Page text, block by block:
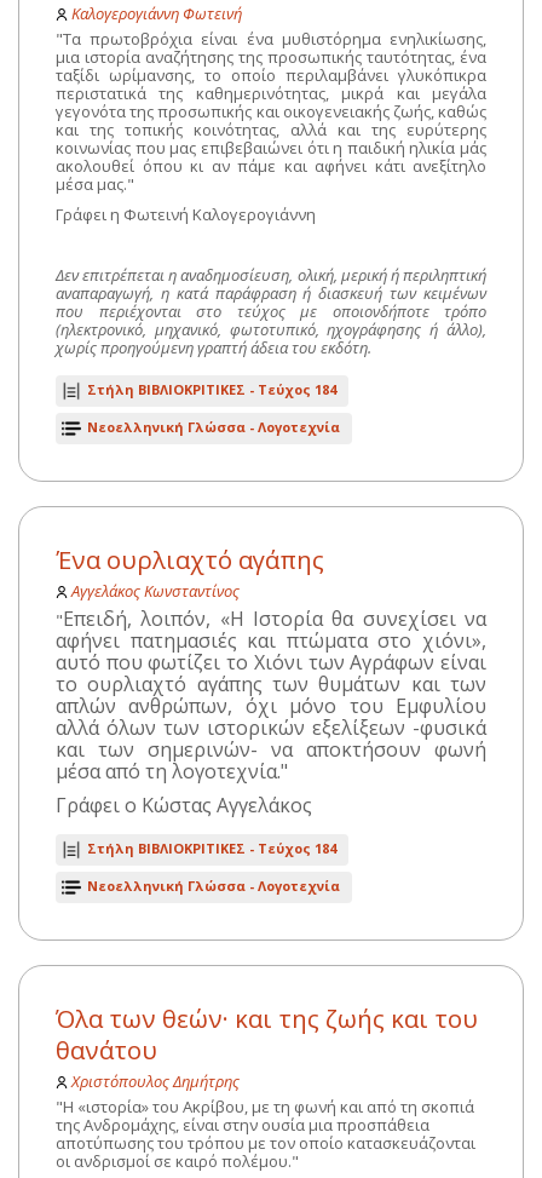
Καλογερογιάννη Φωτεινή
"Τα πρωτοβρόχια είναι ένα μυθιστόρημα ενηλικίωσης,
μια ιστορία αναζήτησης της προσωπικής ταυτότητας, ένα
ταξίδι ωρίμανσης, το οποίο περιλαμβάνει γλυκόπικρα
περιστατικά της καθημερινότητας, μικρά και μεγάλα
γεγονότα της προσωπικής και οικογενειακής ζωής, καθώς
και της τοπικής κοινότητας, αλλά και της ευρύτερης
κοινωνίας που μας επιβεβαιώνει ότι η παιδική ηλικία μάς
ακολουθεί όπου κι αν πάμε και αφήνει κάτι ανεξίτηλο
μέσα μας."
Γράφει η Φωτεινή Καλογερογιάννη
Δεν επιτρέπεται η αναδημοσίευση, ολική, μερική ή περιληπτική
αναπαραγωγή, η κατά παράφραση ή διασκευή των κειμένων
που περιέχονται στο τεύχος με οποιονδήποτε τρόπο
(ηλεκτρονικό, μηχανικό, φωτοτυπικό, ηχογράφησης ή άλλο),
χωρίς προηγούμενη γραπτή άδεια του εκδότη.
Στήλη ΒΙΒΛΙΟΚΡΙΤΙΚΕΣ - Τεύχος 184
Νεοελληνική Γλώσσα - Λογοτεχνία
Ένα ουρλιαχτό αγάπης
Αγγελάκος Κωνσταντίνος
"Επειδή, λοιπόν, «Η Ιστορία θα συνεχίσει να
αφήνει πατημασιές και πτώματα στο χιόνι»,
αυτό που φωτίζει το Χιόνι των Αγράφων είναι
το ουρλιαχτό αγάπης των θυμάτων και των
απλών ανθρώπων, όχι μόνο του Εμφυλίου
αλλά όλων των ιστορικών εξελίξεων -φυσικά
και των σημερινών- να αποκτήσουν φωνή
μέσα από τη λογοτεχνία."
Γράφει ο Κώστας Αγγελάκος
Στήλη ΒΙΒΛΙΟΚΡΙΤΙΚΕΣ - Τεύχος 184
Νεοελληνική Γλώσσα - Λογοτεχνία
Όλα των θεών· και της ζωής και του
θανάτου
Χριστόπουλος Δημήτρης
"Η «ιστορία» του Ακρίβου, με τη φωνή και από τη σκοπιά
της Ανδρομάχης, είναι στην ουσία μια προσπάθεια
αποτύπωσης του τρόπου με τον οποίο κατασκευάζονται
οι ανδρισμοί σε καιρό πολέμου."